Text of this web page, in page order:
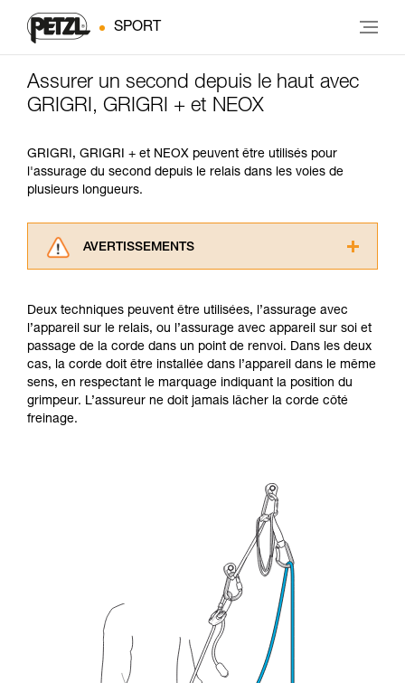
SPORT
Assurer un second depuis le haut avec
GRIGRI, GRIGRI + et NEOX
GRIGRI, GRIGRI + et NEOX peuvent être utilisés pour
l'assurage du second depuis le relais dans les voies de
plusieurs longueurs.
AVERTISSEMENTS
consulter. Vous devez avoir compris les
informations de la notice technique pour
pouvoir comprendre ce complément
d’informations.
Maîtriser ces techniques nécessite une
formation et un entraînement spécifique. Validez
liées à votre activité. Il peut en exister d’autres
Deux techniques peuvent être utilisées, l’assurage avec
l’appareil sur le relais, ou l’assurage avec appareil sur soi et
passage de la corde dans un point de renvoi. Dans les deux
cas, la corde doit être installée dans l’appareil dans le même
sens, en respectant le marquage indiquant la position du
grimpeur. L’assureur ne doit jamais lâcher la corde côté
freinage.